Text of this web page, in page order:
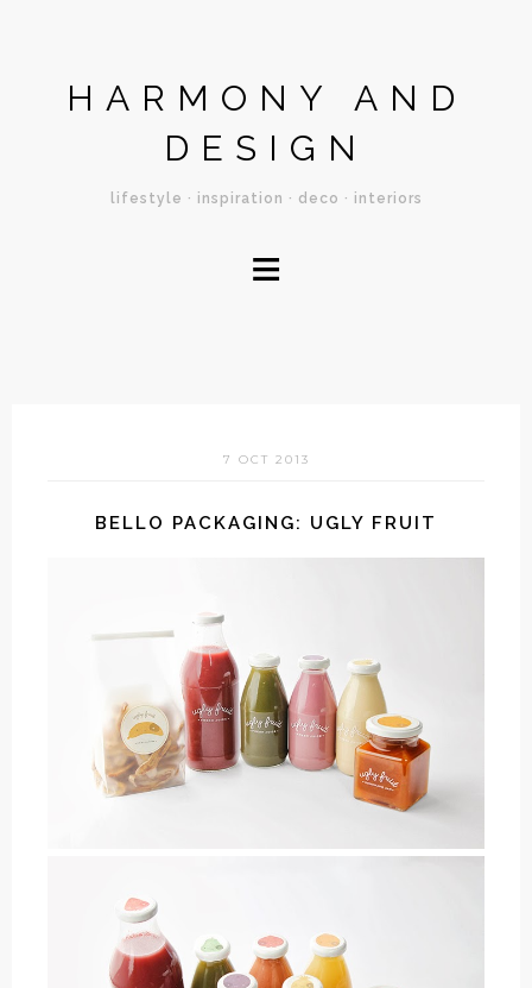
HARMONY AND
DESIGN
lifestyle · inspiration · deco · interiors
≡
7 OCT 2013
BELLO PACKAGING: UGLY FRUIT